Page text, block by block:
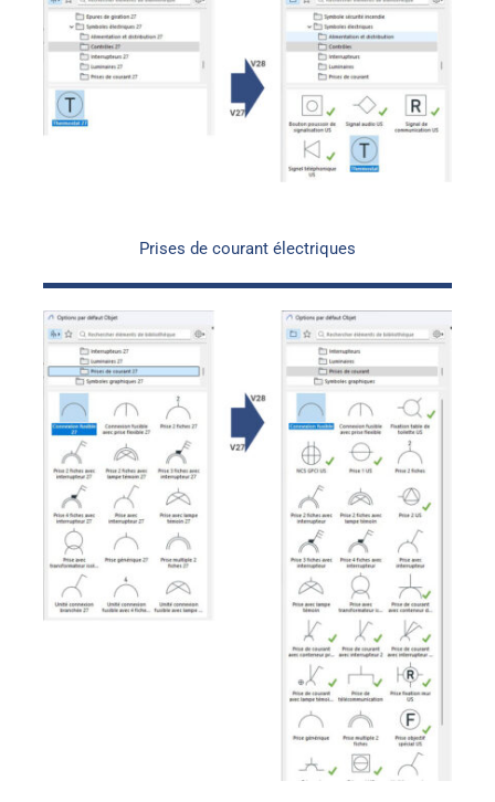
Prises de courant électriques